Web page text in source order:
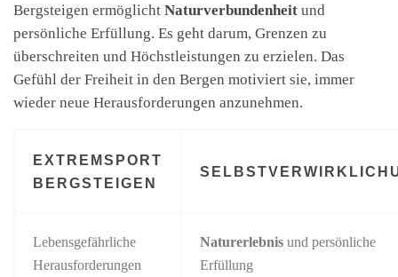
Bergsteigen ermöglicht Naturverbundenheit und
persönliche Erfüllung. Es geht darum, Grenzen zu
überschreiten und Höchstleistungen zu erzielen. Das
Gefühl der Freiheit in den Bergen motiviert sie, immer
wieder neue Herausforderungen anzunehmen.
EXTREMSPORT
BERGSTEIGEN
Lebensgefährliche
Herausforderungen
Naturerlebnis und persönliche
Erfüllung